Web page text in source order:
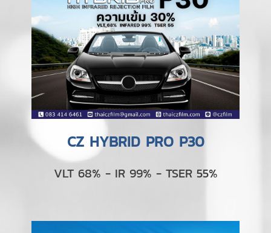
CZ HYBRID PRO P30
VLT 68% - IR 99% - TSER 55%